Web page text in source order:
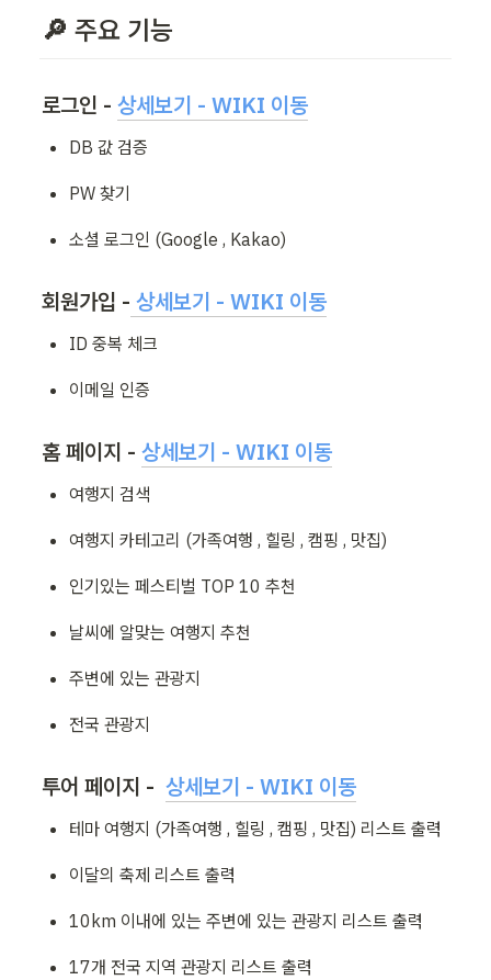
🔎 주요 기능
로그인 - 상세보기 - WIKI 이동
DB 값 검증
PW 찾기
소셜 로그인 (Google , Kakao)
회원가입 - 상세보기 - WIKI 이동
ID 중복 체크
이메일 인증
홈 페이지 - 상세보기 - WIKI 이동
여행지 검색
여행지 카테고리 (가족여행 , 힐링 , 캠핑 , 맛집)
인기있는 페스티벌 TOP 10 추천
날씨에 알맞는 여행지 추천
주변에 있는 관광지
전국 관광지
투어 페이지 - 상세보기 - WIKI 이동
테마 여행지 (가족여행 , 힐링 , 캠핑 , 맛집) 리스트 출력
이달의 축제 리스트 출력
10km 이내에 있는 주변에 있는 관광지 리스트 출력
17개 전국 지역 관광지 리스트 출력